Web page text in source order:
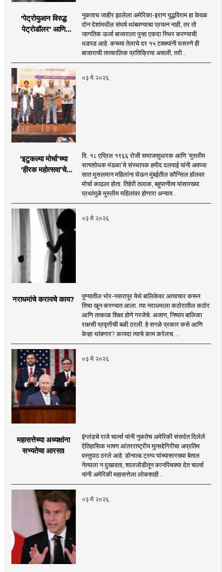
'पेट्रोयुआन विरुद्ध
पेट्रोडॉलर' आणि
नुकताच जाहीर झालेला अमेरिका-इराण युद्धविराम हा केवळ
दोन देशांमधील संघर्ष थांबवण्याचा प्रयत्न नाही, तर तो
जागतिक ऊर्जा बाजाराला पुन्हा एकदा स्थिर करण्याची
धडपड आहे. कच्च्या तेलाचे दर १५ टक्क्यांनी घसरणे ही
बाजाराची तात्कालिक प्रतिक्रिया असली, तरी ..
०३ मे २०२६
‘इटुकल्या मोर्चा’च्या
‘हीरक महोत्सवा’चे
दि. १८ एप्रिल १९६६ रोजी समाजसुधारक आणि ‘मुस्लीम
सत्यशोधक मंडळा’चे संस्थापक हमीद दलवाई यांनी अवघ्या
सात मुसलमान महिलांना घेऊन मुंबईतील कौन्सिल हॉलवर
मोर्चा काढला होता. तिहेरी तलाक, बहुपत्नीत्व यांसारख्या
प्रथांमुळे मुस्लीम महिलांवर होणारा अन्याय ..
०३ मे २०२६
नराधमांचे करायचे काय?
पुण्यातील भोर-नसरापूर येथे बालिकेवर अत्याचार करून
तिचा खून करण्यात आला. त्या नराधमाला कठोरातील कठोर
आणि तत्काळ शिक्षा होणे गरजेचे. अजाण, निष्पाप बालिका
राक्षसी प्रवृत्तीची बळी ठरली. हे सगळे प्रकार कसे आणि
केव्हा थांबणार? कायदा त्याचे काम करेलच. ..
०३ मे २०२६
महासत्तेच्या अध्यक्षांना
सभ्यतेचा आरसा!
इंग्लंडचे राजे चार्ल्स यांनी नुकतेच अमेरिकी संसदेत दिलेले
ऐतिहासिक भाषण आंतरराष्ट्रीय मुत्सद्देगिरीचा अप्रतिम
वस्तुपाठ ठरले आहे. डोनाल्ड ट्रम्प यांच्यासारख्या बेताल
नेत्याला न दुखावता, शालजोडीतून कानपिचक्या देत चार्ल्स
यांनी अमेरिकी महासत्तेला लोकशाही ..
०३ मे २०२६